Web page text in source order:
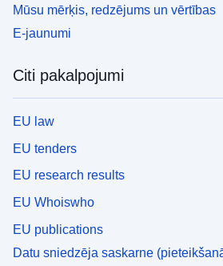
Mūsu mērķis, redzējums un vērtības
E-jaunumi
Citi pakalpojumi
EU law
EU tenders
EU research results
EU Whoiswho
EU publications
Datu sniedzēja saskarne